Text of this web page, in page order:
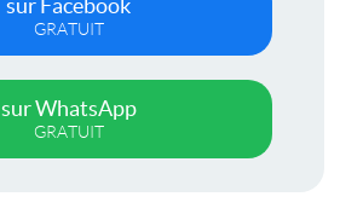
GRATUIT
sur WhatsApp
GRATUIT